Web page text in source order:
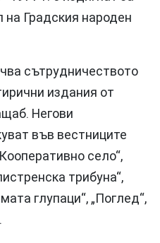
Градския народен
сътрудничеството
издания от
Негови
във вестниците
село“,
трибуна“,
глупаци“, „Поглед“,